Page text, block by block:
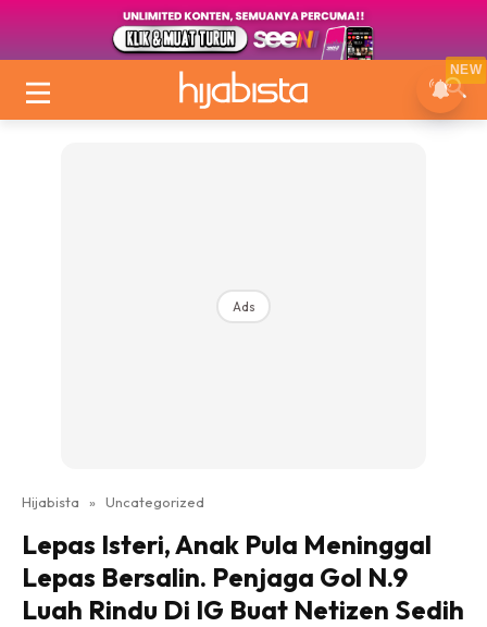
Ads
Hijabista » Uncategorized
Lepas Isteri, Anak Pula Meninggal
Lepas Bersalin. Penjaga Gol N.9
Luah Rindu Di IG Buat Netizen Sedih
NEW